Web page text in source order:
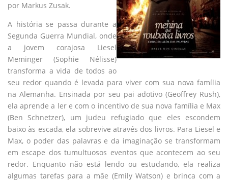
por Markus Zusak.
A história se passa durante a
Segunda Guerra Mundial, onde
a jovem corajosa Liesel
Meminger (Sophie Nélisse)
transforma a vida de todos ao
seu redor quando é levada para viver com sua nova família
na Alemanha. Ensinada por seu pai adotivo (Geoffrey Rush),
ela aprende a ler e com o incentivo de sua nova família e Max
(Ben Schnetzer), um judeu refugiado que eles escondem
baixo às escada, ela sobrevive através dos livros. Para Liesel e
Max, o poder das palavras e da imaginação se transformam
em escape dos tumultuosos eventos que acontecem ao seu
redor. Enquanto não está lendo ou estudando, ela realiza
algumas tarefas para a mãe (Emily Watson) e brinca com a